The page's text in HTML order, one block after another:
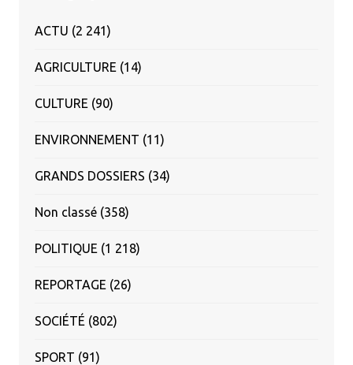
ACTU (2 241)
AGRICULTURE (14)
CULTURE (90)
ENVIRONNEMENT (11)
GRANDS DOSSIERS (34)
Non classé(358)
POLITIQUE (1 218)
REPORTAGE (26)
SOCIÉTÉ (802)
SPORT (91)